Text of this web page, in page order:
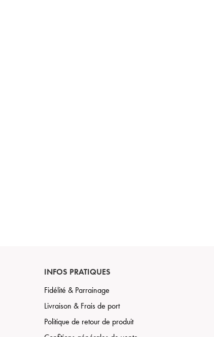
INFOS PRATIQUES
Fidélité & Parrainage
Livraison & Frais de port
Politique de retour de produit